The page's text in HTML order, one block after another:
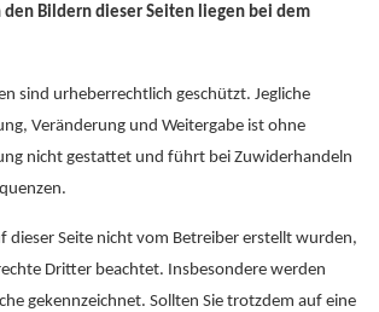
den Bildern dieser Seiten liegen bei dem
sind urheberrechtlich geschützt. Jegliche
Veränderung und Weitergabe ist ohne
nicht gestattet und führt bei Zuwiderhandeln
dieser Seite nicht vom Betreiber erstellt wurden,
Dritter beachtet. Insbesondere werden
gekennzeichnet. Sollten Sie trotzdem auf eine